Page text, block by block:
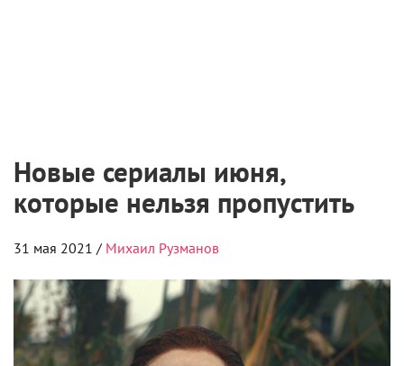
Новые сериалы июня,
которые нельзя пропустить
31 мая 2021 / Михаил Рузманов